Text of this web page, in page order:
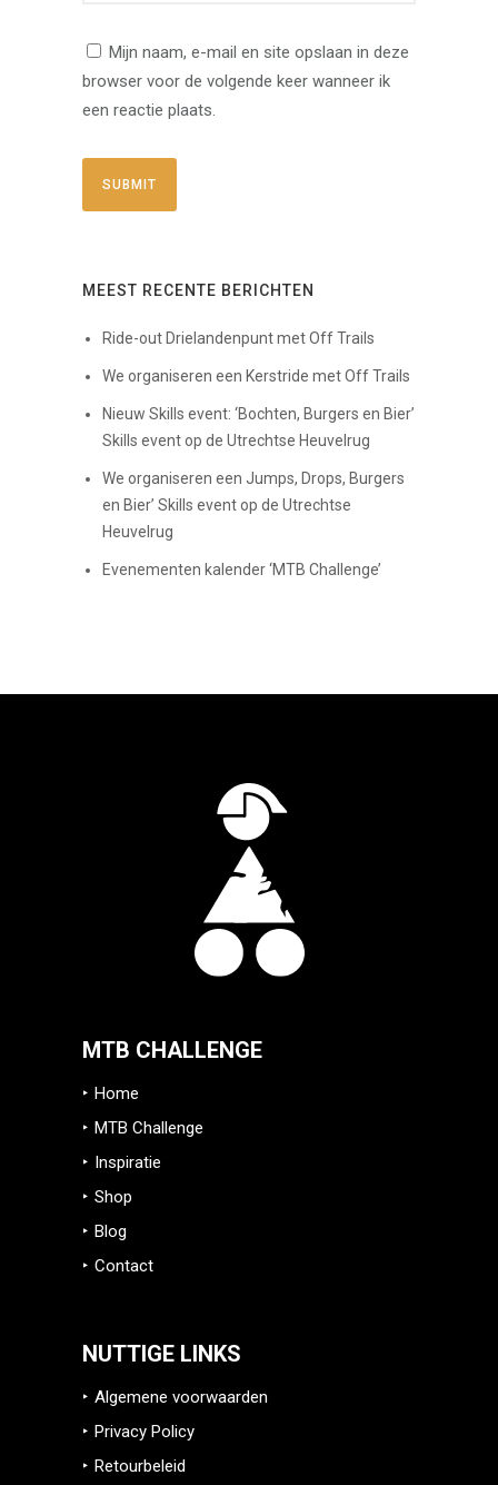
Mijn naam, e-mail en site opslaan in deze
browser voor de volgende keer wanneer ik
een reactie plaats.
MEEST RECENTE BERICHTEN
Ride-out Drielandenpunt met Off Trails
We organiseren een Kerstride met Off Trails
Nieuw Skills event: ‘Bochten, Burgers en Bier’
Skills event op de Utrechtse Heuvelrug
We organiseren een Jumps, Drops, Burgers
en Bier’ Skills event op de Utrechtse
Heuvelrug
Evenementen kalender ‘MTB Challenge’
MTB CHALLENGE
Home
MTB Challenge
Inspiratie
Shop
Blog
Contact
NUTTIGE LINKS
Algemene voorwaarden
Privacy Policy
Retourbeleid